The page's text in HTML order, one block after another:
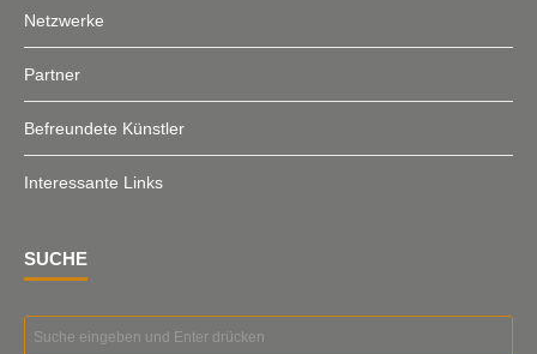
Netzwerke
Partner
Befreundete Künstler
Interessante Links
SUCHE